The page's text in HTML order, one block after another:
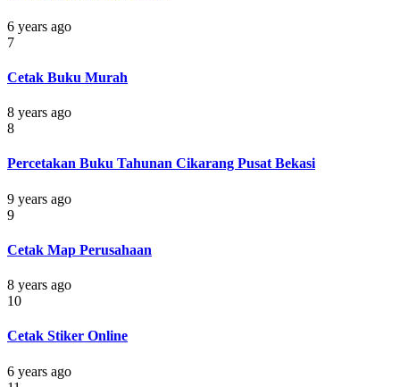
6 years ago
7
Cetak Buku Murah
8 years ago
8
Percetakan Buku Tahunan Cikarang Pusat Bekasi
9 years ago
9
Cetak Map Perusahaan
8 years ago
10
Cetak Stiker Online
6 years ago